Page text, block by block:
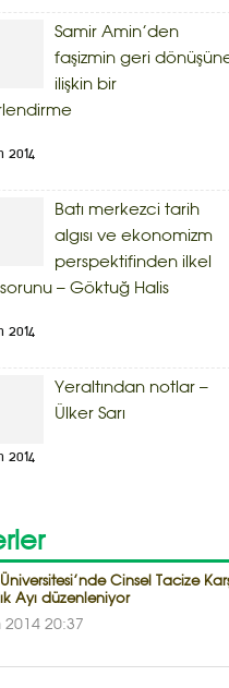
Samir Amin’den
faşizmin geri
ilişkin bir
2014
Batı merkezci tarih
algısı ve ekonomizm
perspektifinden ilkel
– Göktuğ Halis
2014
Yeraltından notlar –
Ülker Sarı
2014
Cinsel Tacize
Ayı düzenleniyor
2014 20:37